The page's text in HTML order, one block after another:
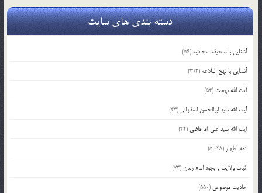
دسته بندی های سایت
آشنایی با صحیفه سجادیه (56)
آشنایی با نهج البلاغه (392)
آیت الله بهجت (54)
آیت الله سید ابوالحسن اصفهانی (43)
آیت الله سید علی آقا قاضی (42)
ائمه اطهار (5,038)
اثبات ولایت و وجود امام زمان(73)
احادیث موضوعی (550)